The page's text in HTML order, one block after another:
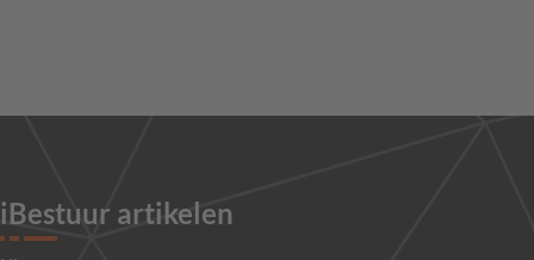
iBestuur artikelen